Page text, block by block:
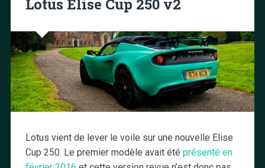
Lotus Elise Cup 250 v2
Lotus vient de lever le voile sur une nouvelle Elise
Cup 250. Le premier modèle avait été présenté en